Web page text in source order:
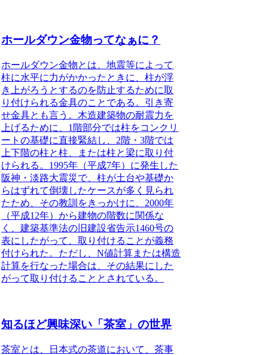
ホールダウン金物ってなぁに？
ホールダウン金物とは、地震等によって
柱に水平に力がかかったときに、柱が浮
き上がろうとするのを防止するために取
り付けられる金具のことである。 引き寄
せ金具とも言う。木造建築物の耐震力を
上げるために、1階部分では柱をコンクリ
ートの基礎に直接緊結し、2階・3階では
上下階の柱と柱、または柱と梁に取り付
けられる。1995年（平成7年）に発生した
阪神・淡路大震災で、柱が土台や基礎か
らはずれて倒壊したケースが多く見られ
たため、その教訓をきっかけに、2000年
（平成12年）から建物の階数に関係な
く、建築基準法の旧建設省告示1460号の
表にしたがって、取り付けることが義務
付けられた。ただし、N値計算または構造
計算を行なった場合は、その結果にした
がって取り付けることとされている。
知るほど興味深い「茶室」の世界
茶室とは 、日本式の茶道において、茶事